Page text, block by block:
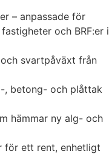
– anpassade för
och BRF:er i
svartpåväxt från
, betong- och plåttak
hämmar ny alg- och
för ett rent, enhetligt